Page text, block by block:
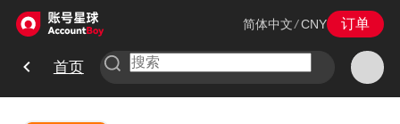
简体中文 /CNY 订单
首页